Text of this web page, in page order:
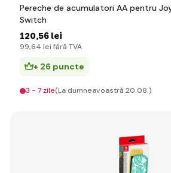
Pereche de acumulatori AA pentru
Switch
120,56 lei
99,64 lei fără TVA
+ 26 puncte
3 - 7 zile(La dumneavoastră 20.08.)